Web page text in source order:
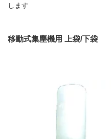
します
移動式集塵機用 上袋/下袋